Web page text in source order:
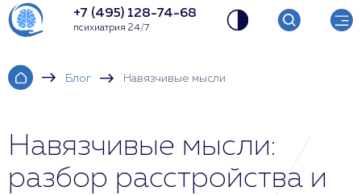
+7 (495) 128-74-68
психиатрия 24/7
Блог Навязчивые мысли
Навязчивые мысли:
разбор расстройства и